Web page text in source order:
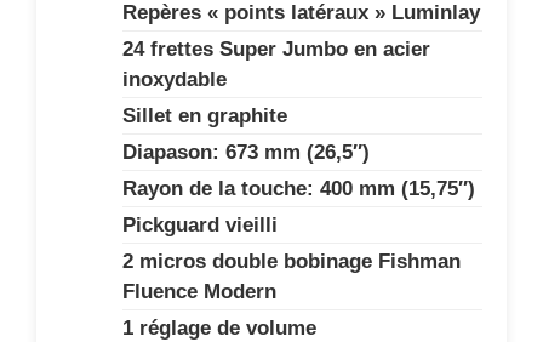
Repères « points latéraux » Luminlay
24 frettes Super Jumbo en acier
inoxydable
Sillet en graphite
Diapason: 673 mm (26,5″)
Rayon de la touche: 400 mm (15,75″)
Pickguard vieilli
2 micros double bobinage Fishman
Fluence Modern
1 réglage de volume